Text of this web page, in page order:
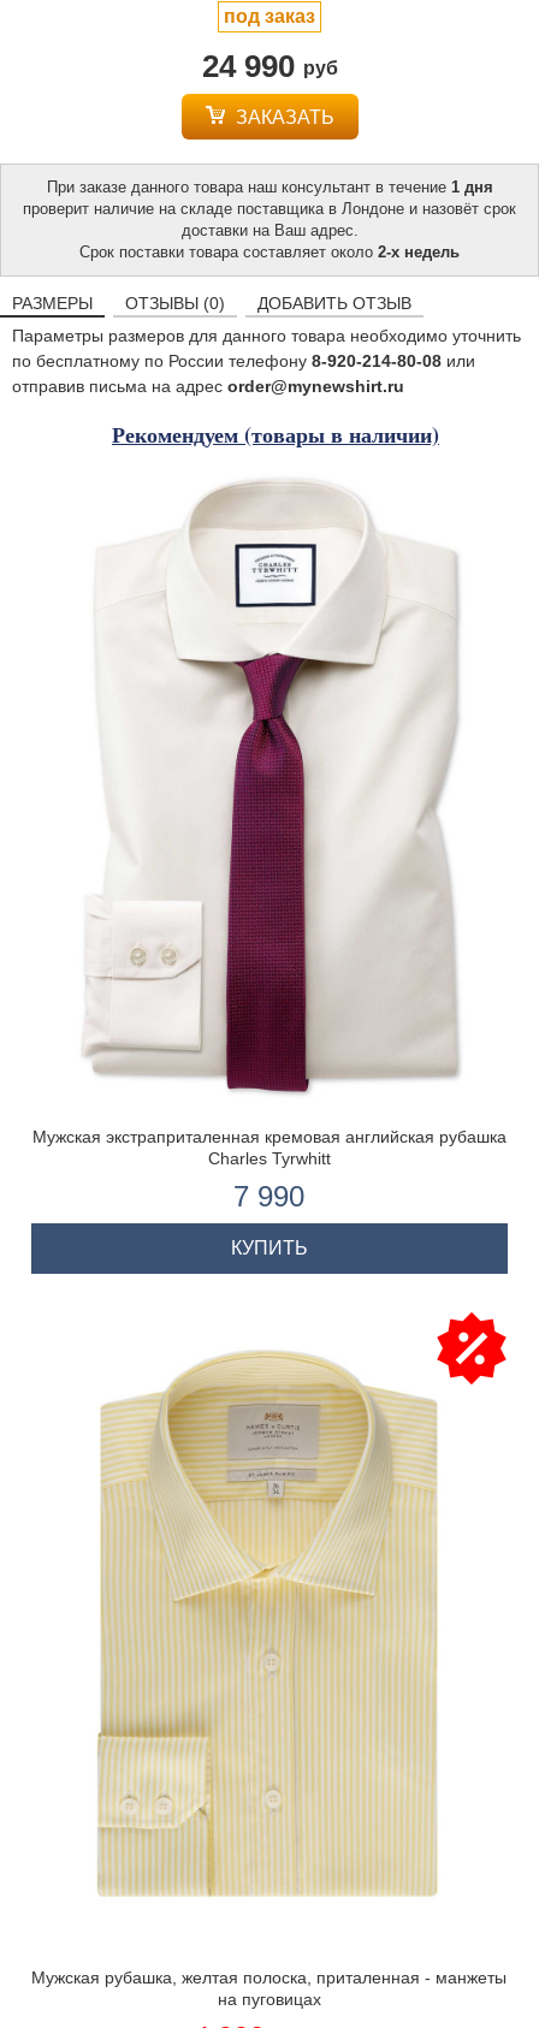
под заказ
24 990 руб
ЗАКАЗАТЬ
При заказе данного товара наш консультант в течение 1 дня
проверит наличие на складе поставщика в Лондоне и назовёт срок
доставки на Ваш адрес.
Срок поставки товара составляет около 2-х недель
РАЗМЕРЫ ОТЗЫВЫ (0)
ДОБАВИТЬ ОТЗЫВ
Параметры размеров для данного товара необходимо уточнить
по бесплатному по России телефону 8-920-214-80-08 или
отправив письма на адрес order@mynewshirt.ru
Рекомендуем (товары в наличии)
Мужская экстраприталенная кремовая английская рубашка
Charles Tyrwhitt
7 990
КУПИТЬ
Мужская рубашка, желтая полоска, приталенная - манжеты
на пуговицах